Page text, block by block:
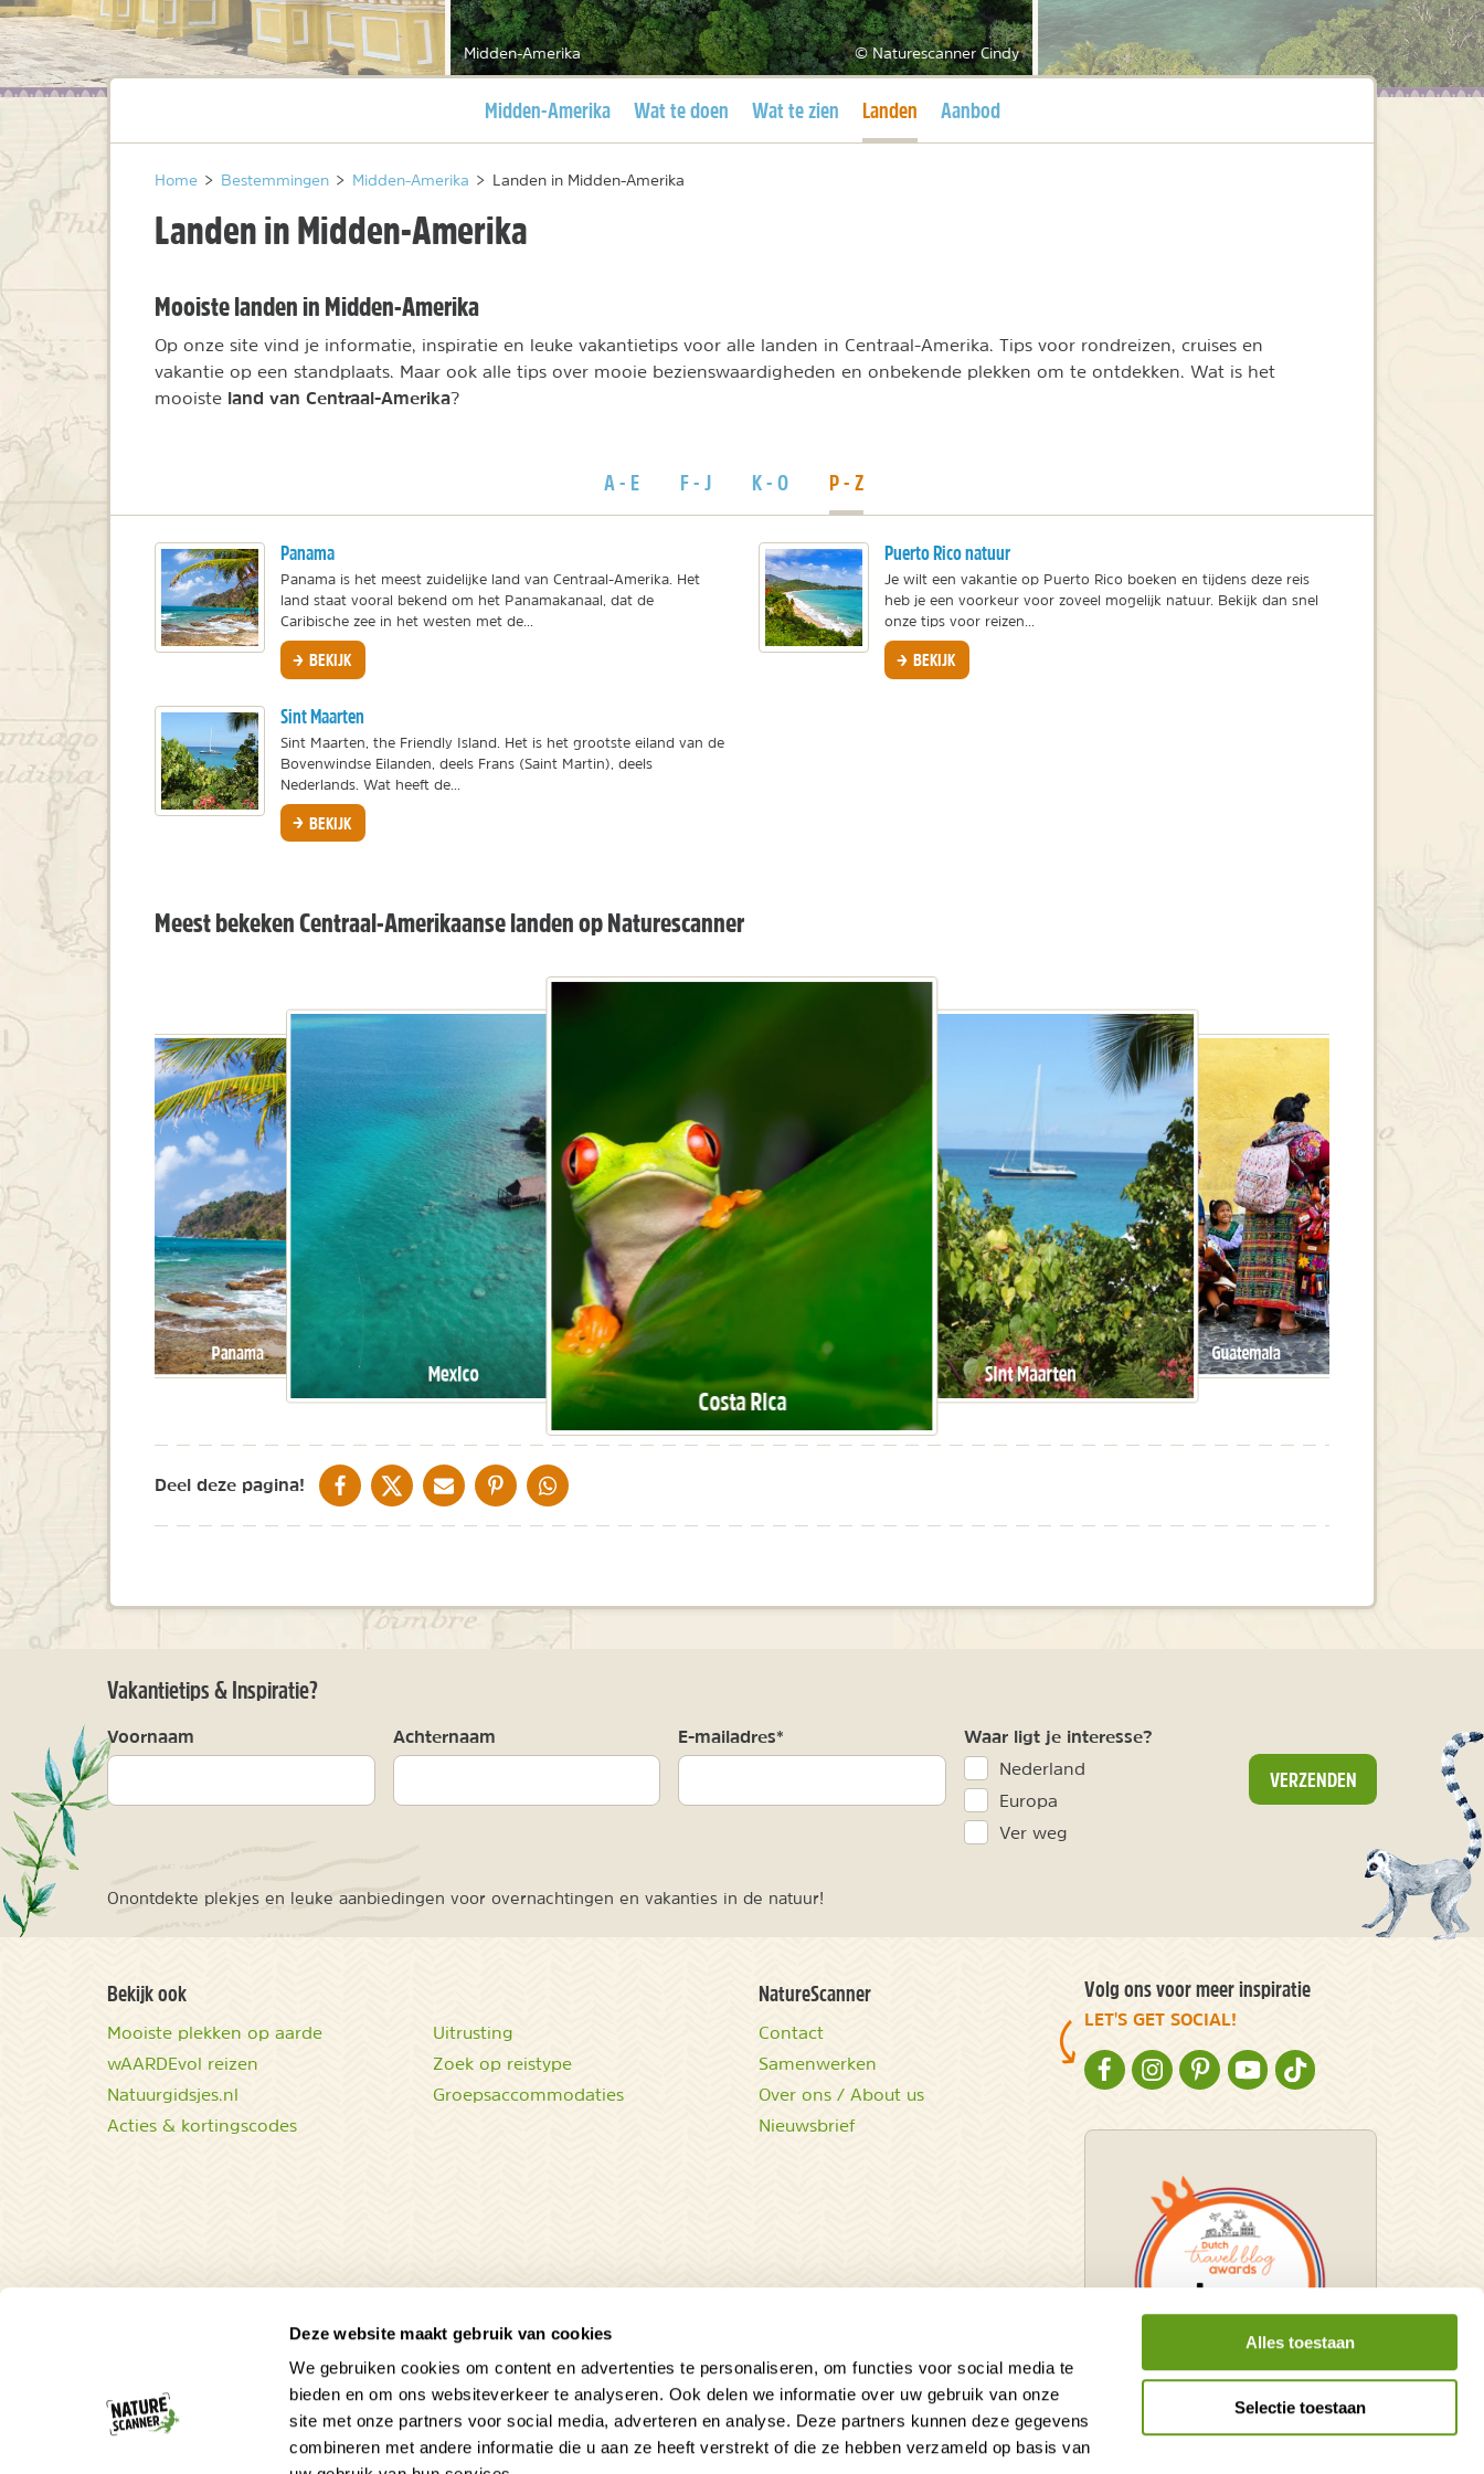
Deze website maakt gebruik van cookies
We gebruiken cookies om content en advertenties te personaliseren, om functies voor social media te
bieden en om ons websiteverkeer te analyseren. Ook delen we informatie over uw gebruik van onze
site met onze partners voor social media, adverteren en analyse. Deze partners kunnen deze gegevens
combineren met andere informatie die u aan ze heeft verstrekt of die ze hebben verzameld op basis van
Alles toestaan
Selectie toestaan
Midden-Amerika © Naturescanner Cindy
Huidige pagina
Midden-Amerika Wat te doen Wat te zien Huidige pagina
Landen Aanbod
Home > Bestemmingen > Midden-Amerika > Landen in Midden-Amerika
Landen in Midden-Amerika
Mooiste landen in Midden-Amerika
Op onze site vind je informatie, inspiratie en leuke vakantietips voor alle landen in Centraal-Amerika. Tips voor rondreizen, cruises en
vakantie op een standplaats. Maar ook alle tips over mooie bezienswaardigheden en onbekende plekken om te ontdekken. Wat is het
mooiste land van Centraal-Amerika?
A - E F - J K - O P - Z
Panama
Panama is het meest zuidelijke land van Centraal-Amerika. Het
land staat vooral bekend om het Panamakanaal, dat de
Caribische zee in het westen met de...
BEKIJK
Puerto Rico natuur
Je wilt een vakantie op Puerto Rico boeken en tijdens deze reis
heb je een voorkeur voor zoveel mogelijk natuur. Bekijk dan snel
onze tips voor reizen...
BEKIJK
Sint Maarten
Sint Maarten, the Friendly Island. Het is het grootste eiland van de
Bovenwindse Eilanden, deels Frans (Saint Martin), deels
Nederlands. Wat heeft de...
BEKIJK
Meest bekeken Centraal-Amerikaanse landen op Naturescanner
Guatemala
Panama
Mexico
Costa Rica
Sint Maarten
Guatemala
Deel deze pagina! DELEN OP FACEBOOK
DELEN OP XDELEN VIA DE MAIL
DELEN OP PINTEREST
DELEN OP WHATSAPP
Vakantietips & Inspiratie?
Voornaam Achternaam E-mailadres* Waar ligt je interesse?
Nederland
Europa
Ver weg
VERZENDEN
Onontdekte plekjes en leuke aanbiedingen voor overnachtingen en vakanties in de natuur!
Bekijk ook
Mooiste plekken op aarde
wAARDEvol reizen
Natuurgidsjes.nl
Acties & kortingscodes
Uitrusting
Zoek op reistype
Groepsaccommodaties
NatureScanner
Contact
Samenwerken
Over ons / About us
Nieuwsbrief
Volg ons voor meer inspiratie
LET'S GET SOCIAL!
NATURESCANNER OP FACEBOOK
NATURESCANNER OP INSTAGRAM
NATURESCANNER OP PINTEREST
NATURESCANNER OP YOUTUBE
NATURESCANNER OP
Sluit
Parel in de Caraïben
Ontdek ongerepte natuur op Saba!